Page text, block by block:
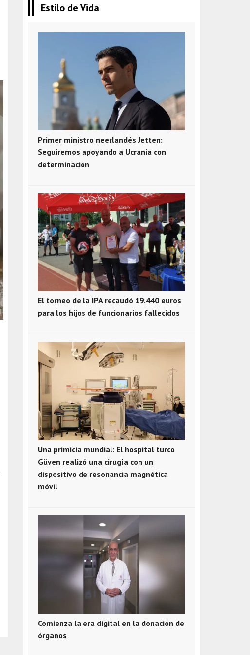
Estilo de Vida
Primer ministro neerlandés Jetten:
Seguiremos apoyando a Ucrania con
determinación
El torneo de la IPA recaudó 19.440 euros
para los hijos de funcionarios fallecidos
Una primicia mundial: El hospital turco
Güven realizó una cirugía con un
dispositivo de resonancia magnética
móvil
Comienza la era digital en la donación de
órganos